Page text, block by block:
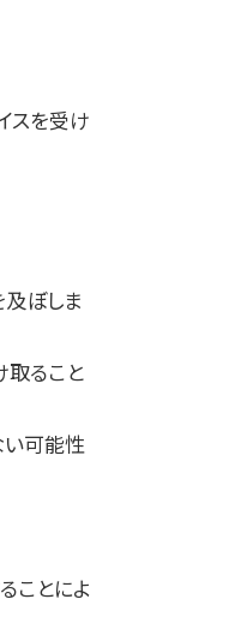
スを受け
ぼしま
取ること
い可能性
ことによ